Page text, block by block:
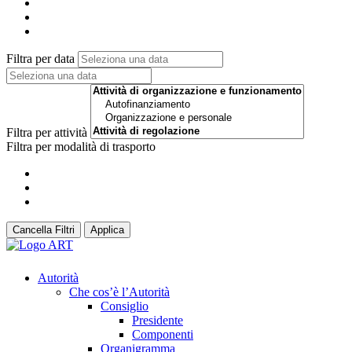
Filtra per data
Filtra per attività
Filtra per modalità di trasporto
Cancella Filtri Applica
Autorità
Che cos’è l’Autorità
Consiglio
Presidente
Componenti
Organigramma